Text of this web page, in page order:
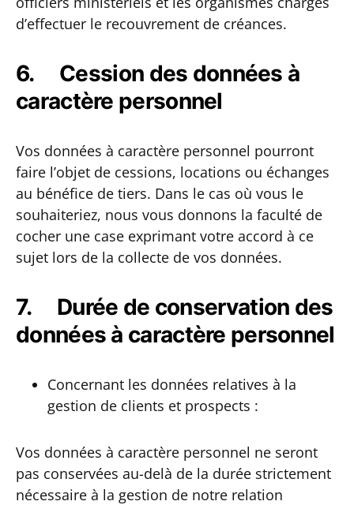
d’effectuer le recouvrement de créances.
6. Cession des données à
caractère personnel
Vos données à caractère personnel pourront
faire l’objet de cessions, locations ou échanges
au bénéfice de tiers. Dans le cas où vous le
souhaiteriez, nous vous donnons la faculté de
cocher une case exprimant votre accord à ce
sujet lors de la collecte de vos données.
7. Durée de conservation des
données à caractère personnel
Concernant les données relatives à la
gestion de clients et prospects :
Vos données à caractère personnel ne seront
pas conservées au-delà de la durée strictement
nécessaire à la gestion de notre relation